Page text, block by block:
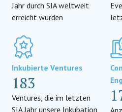
Jahr durch SIA weltweit
erreicht wurden
Inkubierte Ventures
183
Ventures, die im letzten
SIA Jahr unsere Inkubation